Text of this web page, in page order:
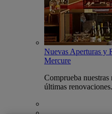
Nuevas Aperturas y
Mercure
Comprueba nuestras
últimas